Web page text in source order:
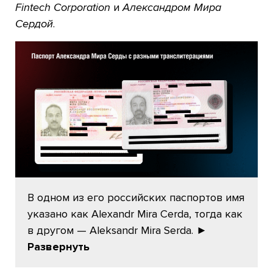
Fintech Corporation иАлександром Мира
Сердой.
В одном из его российских паспортов имя
указано как Alexandr Mira Cerda, тогда как
в другом — Aleksandr Mira Serda. ►
Развернуть